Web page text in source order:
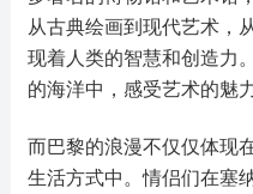
从古典绘画到现代艺术，
现着人类的智慧和创造力
的海洋中，感受艺术的魅
而巴黎的浪漫不仅仅体现
生活方式中。情侣们在塞